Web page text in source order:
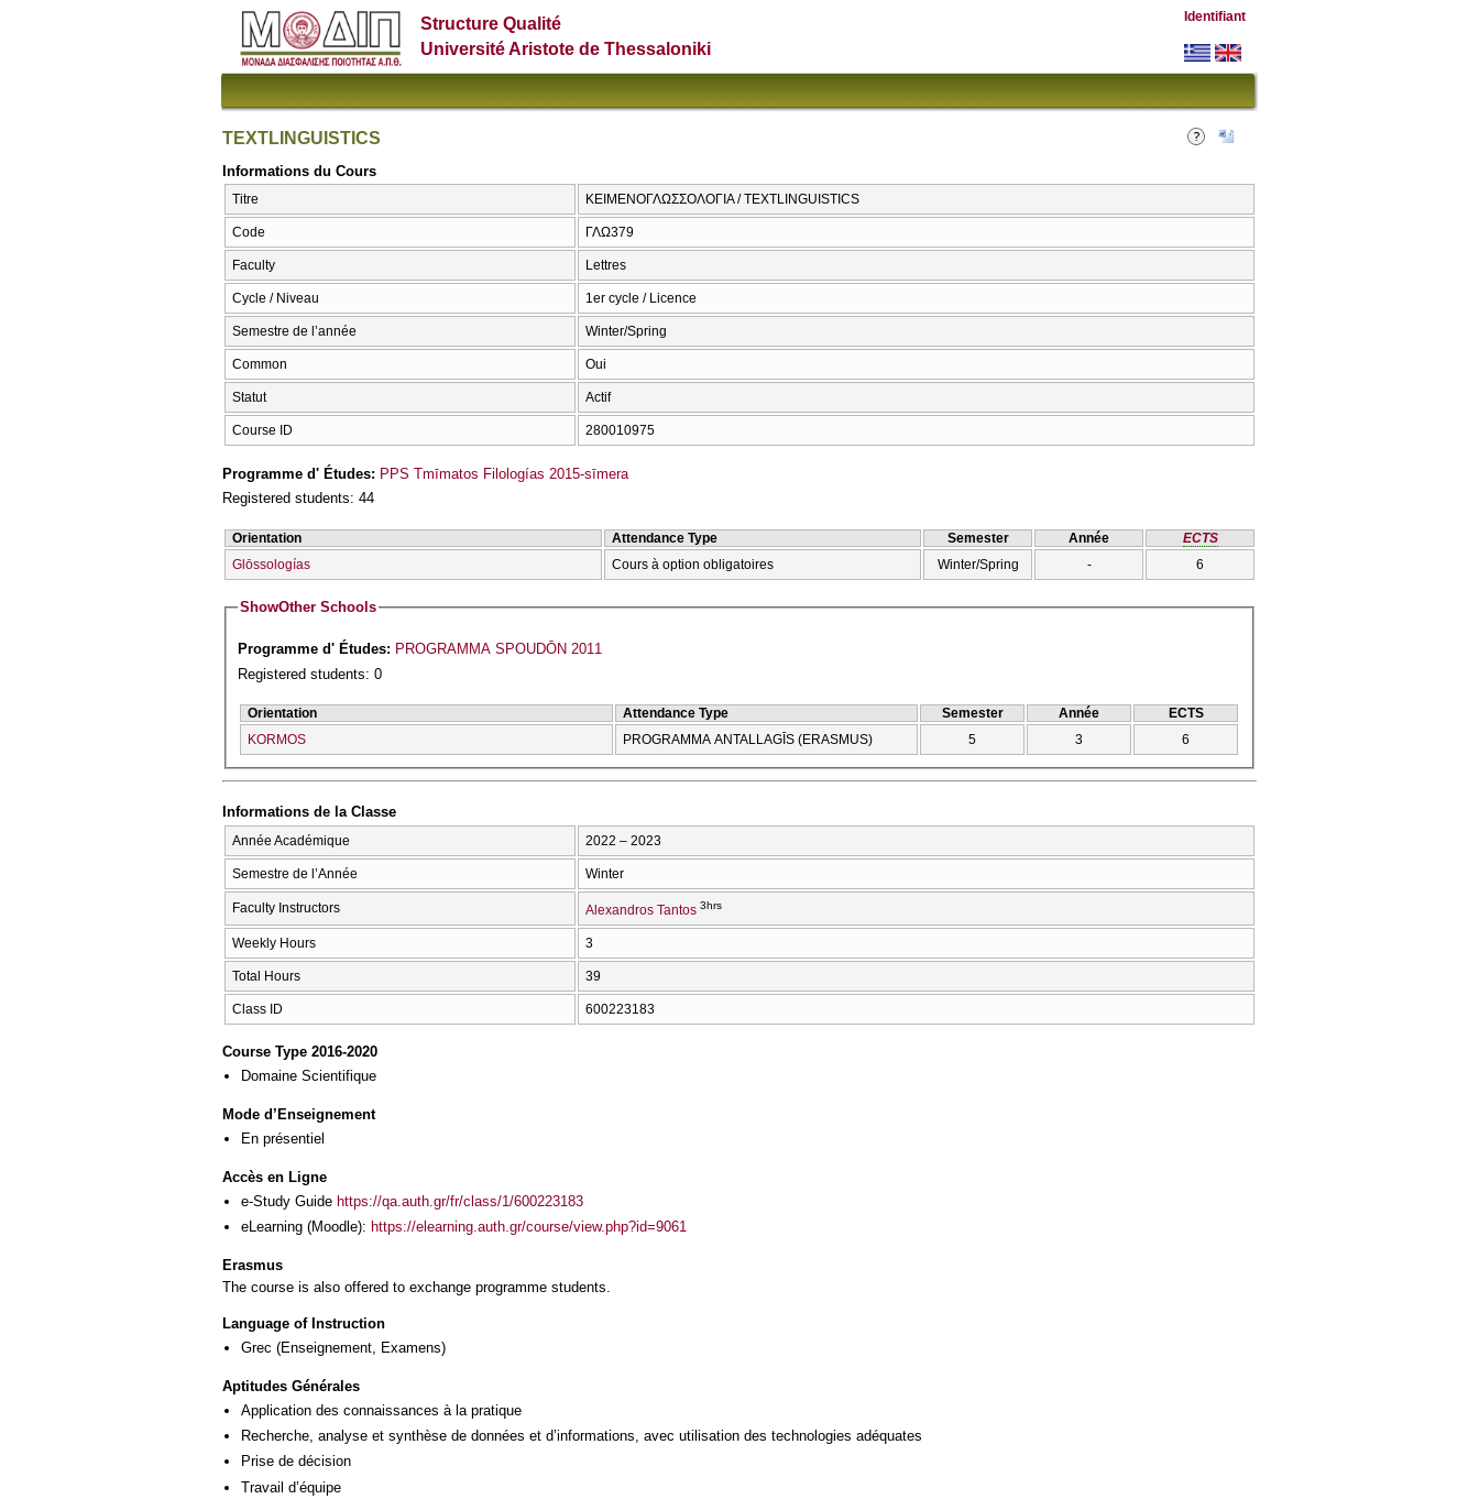
Structure Qualité
Université Aristote de Thessaloniki
Identifiant
TEXTLINGUISTICS
Informations du Cours
Titre ΚΕΙΜΕΝΟΓΛΩΣΣΟΛΟΓΙΑ / TEXTLINGUISTICS
Code ΓΛΩ379
Faculty Lettres
Cycle / Niveau 1er cycle / Licence
Semestre de l’année Winter/Spring
Common Oui
Statut Actif
Course ID 280010975
Programme d' Études: PPS Tmīmatos Filologías 2015-sīmera
Registered students: 44
Orientation Attendance Type Semester Année
ECTS
Glōssologías
Cours à option obligatoires Winter/Spring - 6
ShowOther Schools
Programme d' Études: PROGRAMMA SPOUDŌN 2011
Registered students: 0
Orientation Attendance Type Semester Année
ECTS
KORMOS
PROGRAMMA ANTALLAGĪS (ERASMUS) 5 3 6
Informations de la Classe
Année Académique 2022 – 2023
Semestre de l’Année Winter
Faculty Instructors Alexandros Tantos 3hrs
Weekly Hours 3
Total Hours 39
Class ID 600223183
Course Type 2016-2020
Domaine Scientifique
Mode d’Enseignement
En présentiel
Accès en Ligne
e-Study Guide https://qa.auth.gr/fr/class/1/600223183
eLearning (Moodle): https://elearning.auth.gr/course/view.php?id=9061
Erasmus
The course is also offered to exchange programme students.
Language of Instruction
Grec (Enseignement, Examens)
Aptitudes Générales
Application des connaissances à la pratique
Recherche, analyse et synthèse de données et d’informations, avec utilisation des technologies adéquates
Prise de décision
Travail d’équipe